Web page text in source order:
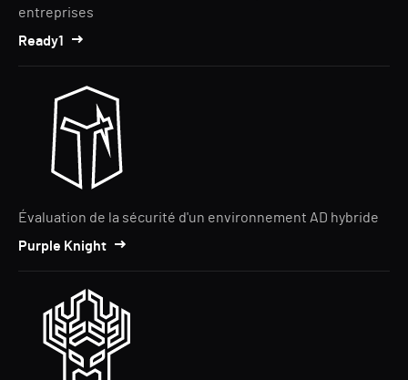
entreprises
Ready1
Évaluation de la sécurité d'un environnement AD hybride
Purple Knight